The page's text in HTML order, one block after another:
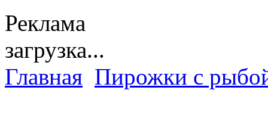
Реклама
загрузка...
Главная Пирожки с